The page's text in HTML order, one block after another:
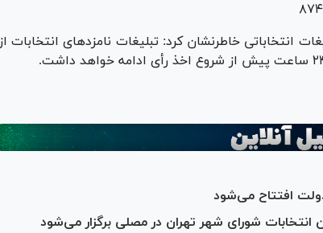
انتخاباتی خاطرنشان کرد: تبلیغات نامزد‌های انتخابات از
انتخابات شورای شهر تهران در مصلی برگزار می‌شود